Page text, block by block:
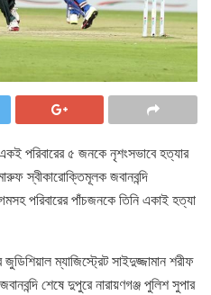
পরিবারের ৫ জনকে নৃশংসভাবে হত্যার
স্বীকারোক্তিমূলক জবানবন্দি
পরিবারের পাঁচজনকে তিনি একাই হত্যা
ম্যাজিস্ট্রেট সাইদুজ্জামান শরীফ
শেষে দুপুরে নারায়ণগঞ্জ পুলিশ সুপার